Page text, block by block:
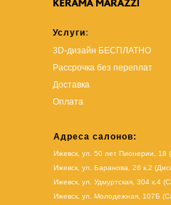
Услуги:
3D-дизайн БЕСПЛАТНО
Рассрочка без переплат
Доставка
Оплата
Адреса салонов:
Ижевск, ул. 50 лет Пионерии, 18
Ижевск, ул. Баранова, 26 к.2
Ижевск, ул. Удмуртская, 304 к.4
Ижевск, ул. Молодежная, 107Б